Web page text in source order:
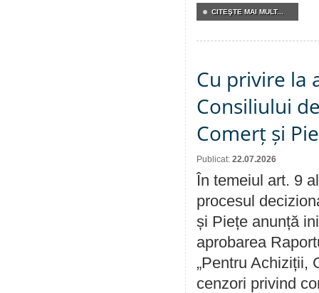
CITEŞTE MAI MULT...
Cu privire la
Consiliului
Comerț și
Publicat: 22.07.2026
În temeiul art. 9
procesul
și Piețe anunță
aprobarea
„Pentru Achiziții,
cenzori privind